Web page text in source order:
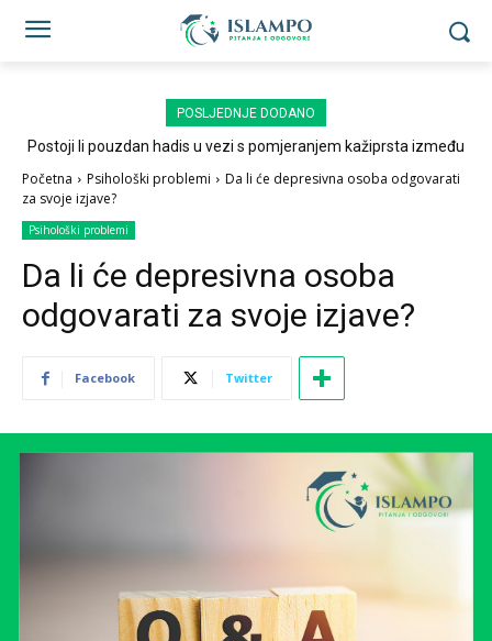
POSLJEDNJE DODANO
Postoji li pouzdan hadis u vezi s pomjeranjem kažiprsta između
Početna Psihološki problemi
Da li će depresivna osoba odgovarati
za svoje izjave?
Psihološki problemi
Da li će depresivna osoba
odgovarati za svoje izjave?
Facebook Twitter